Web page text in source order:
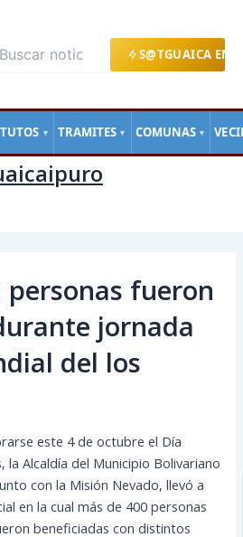
S@TGUAICA EN
▼ TRAMITES ▼ COMUNAS ▼
personas fueron
jornada
del los
este 4 de octubre el Día
la Alcaldía del Municipio Bolivariano
con la Misión Nevado, llevó a
en la cual más de 400 personas
beneficiadas con distintos